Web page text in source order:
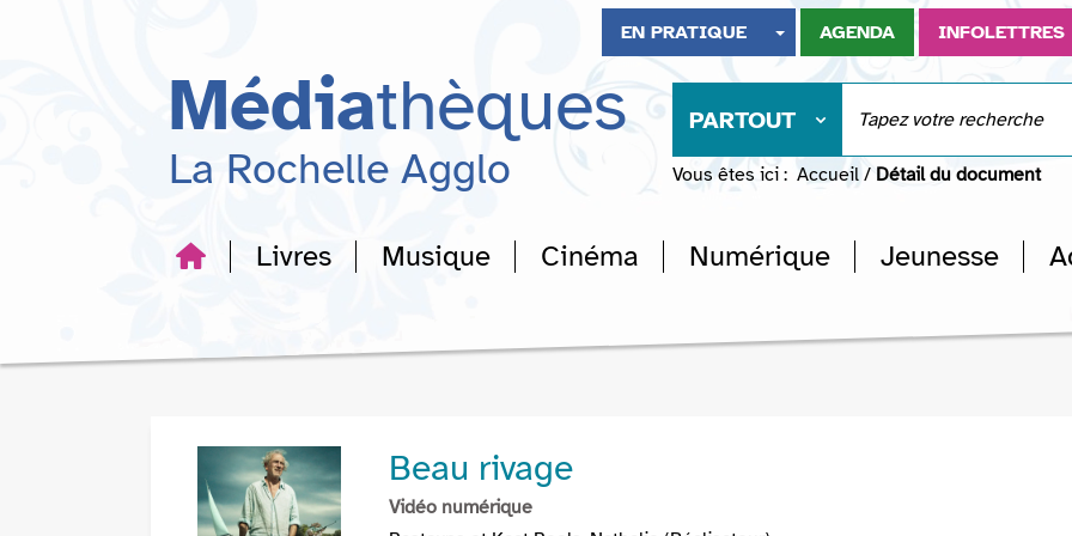
recherche
EN PRATIQUE AGENDA INFOLETTRES
Médiathèques
La Rochelle Agglo
PARTOUT
Vous êtes ici : Accueil / Détail du document
Livres Musique Cinéma Numérique Jeunesse
Beau rivage
Vidéo numérique